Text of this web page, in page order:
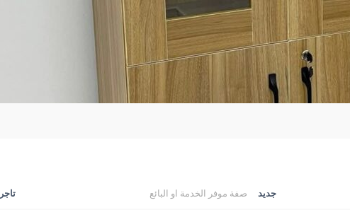
جديد صفة موفر الخدمة او البائع تاجر